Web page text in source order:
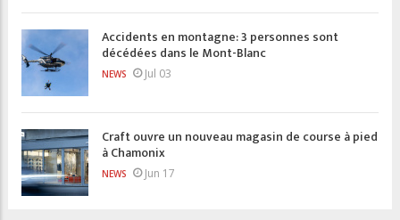
Accidents en montagne: 3 personnes sont
décédées dans le Mont-Blanc
NEWS Jul 03
Craft ouvre un nouveau magasin de course à pied
à Chamonix
NEWS Jun 17